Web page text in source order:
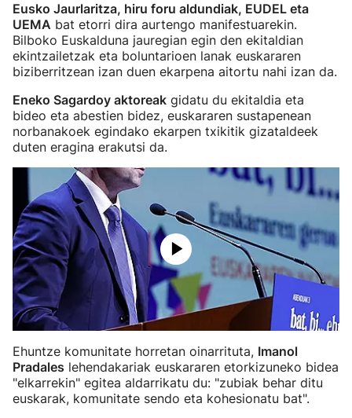
Eusko Jaurlaritza, hiru foru aldundiak, EUDEL eta
UEMA bat etorri dira aurtengo manifestuarekin.
Bilboko Euskalduna jauregian egin den ekitaldian
ekintzailetzak eta boluntarioen lanak euskararen
biziberritzean izan duen ekarpena aitortu nahi izan da.
Eneko Sagardoy aktoreak gidatu du ekitaldia eta
bideo eta abestien bidez, euskararen sustapenean
norbanakoek egindako ekarpen txikitik gizataldeek
duten eragina erakutsi da.
Ehuntze komunitate horretan oinarrituta, Imanol
Pradales lehendakariak euskararen etorkizuneko bidea
"elkarrekin" egitea aldarrikatu du: "zubiak behar ditu
euskarak, komunitate sendo eta kohesionatu bat".